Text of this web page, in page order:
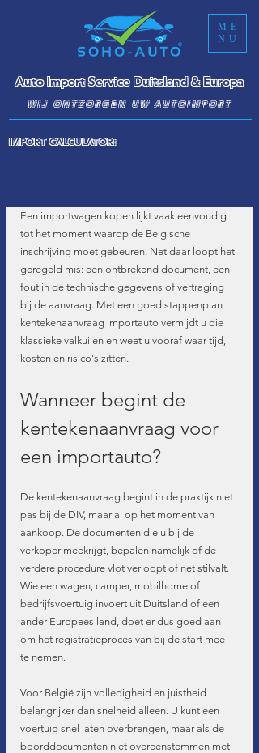
ME
NU
Auto Import Service Duitsland & Europa
IMPORT CALCULATOR:
WIJ ONTZORGEN UW AUTOIMPORT
Een importwagen kopen lijkt vaak eenvoudig
tot het moment waarop de Belgische
inschrijving moet gebeuren. Net daar loopt het
geregeld mis: een ontbrekend document, een
fout in de technische gegevens of vertraging
bij de aanvraag. Met een goed stappenplan
kentekenaanvraag importauto vermijdt u die
klassieke valkuilen en weet u vooraf waar tijd,
kosten en risico's zitten.
Wanneer begint de
kentekenaanvraag voor
een importauto?
De kentekenaanvraag begint in de praktijk niet
pas bij de DIV, maar al op het moment van
aankoop. De documenten die u bij de
verkoper meekrijgt, bepalen namelijk of de
verdere procedure vlot verloopt of net stilvalt.
Wie een wagen, camper, mobilhome of
bedrijfsvoertuig invoert uit Duitsland of een
ander Europees land, doet er dus goed aan
om het registratieproces van bij de start mee
te nemen.
Voor België zijn volledigheid en juistheid
belangrijker dan snelheid alleen. U kunt een
voertuig snel laten overbrengen, maar als de
boorddocumenten niet overeenstemmen met